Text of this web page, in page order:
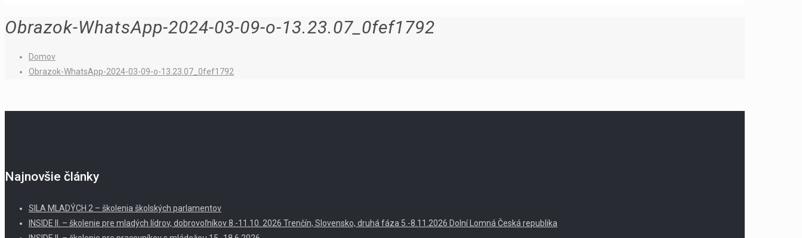
Obrazok-WhatsApp-2024-03-09-o-13.23.07_0fef1792
Domov
Obrazok-WhatsApp-2024-03-09-o-13.23.07_0fef1792
Najnovšie články
SILA MLADÝCH 2 – školenia školských parlamentov
INSIDE II. – školenie pre mladých lídrov, dobrovoľníkov 8.-11.10. 2026 Trenčín, Slovensko, druhá fáza 5.-8.11.2026 Dolní Lomná Česká republika